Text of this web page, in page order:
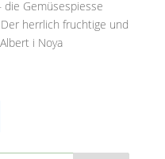
die Gemüsespiesse
herrlich fruchtige und
i Noya